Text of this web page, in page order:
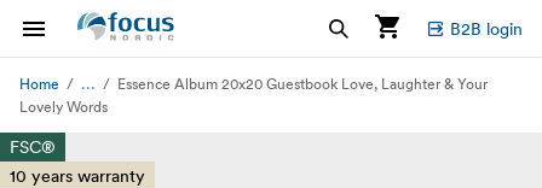
B2B login
Home ...
Essence Album 20x20 Guestbook Love, Laughter & Your
Lovely Words
FSC®
10 years warranty